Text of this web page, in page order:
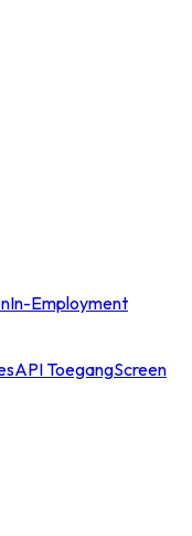
In-Employment
API ToegangScreen